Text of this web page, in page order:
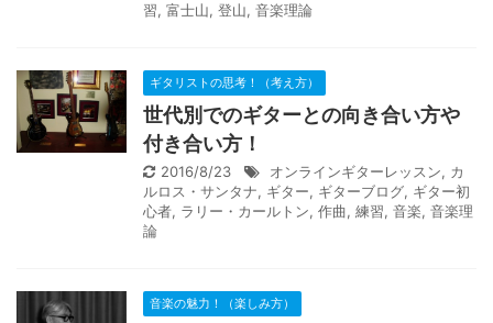
習, 富士山, 登山, 音楽理論
ギタリストの思考！（考え方）
世代別でのギターとの向き合い方や
付き合い方！
2016/8/23 オンラインギターレッスン, カ
ルロス・サンタナ, ギター, ギターブログ, ギター初
心者, ラリー・カールトン, 作曲, 練習, 音楽, 音楽理
論
音楽の魅力！（楽しみ方）